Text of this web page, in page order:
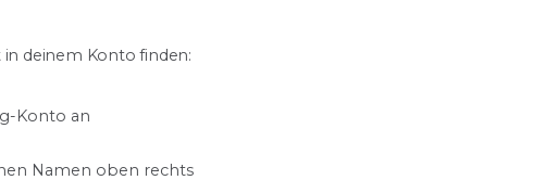
in deinem Konto finden:
Konto an
Namen oben rechts